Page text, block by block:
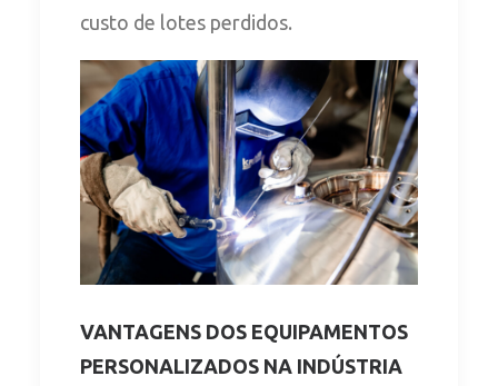
custo de lotes perdidos.
VANTAGENS DOS EQUIPAMENTOS
PERSONALIZADOS NA INDÚSTRIA